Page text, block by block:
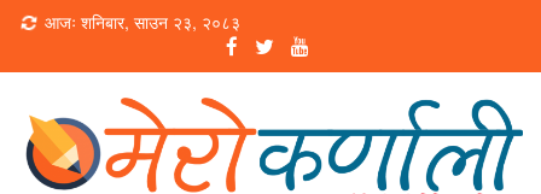
Loading...
आजः शनिबार, साउन २३, २०८३